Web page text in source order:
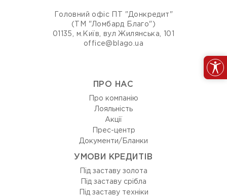
Головний офіс ПТ "Донкредит"
(ТМ "Ломбард Благо")
01135, м.Київ, вул Жилянська, 101
office@blago.ua
ПРО НАС
Про компанію
Лояльність
Акції
Прес-центр
Документи/Бланки
УМОВИ КРЕДИТІВ
Під заставу золота
Під заставу срібла
Під заставу техніки